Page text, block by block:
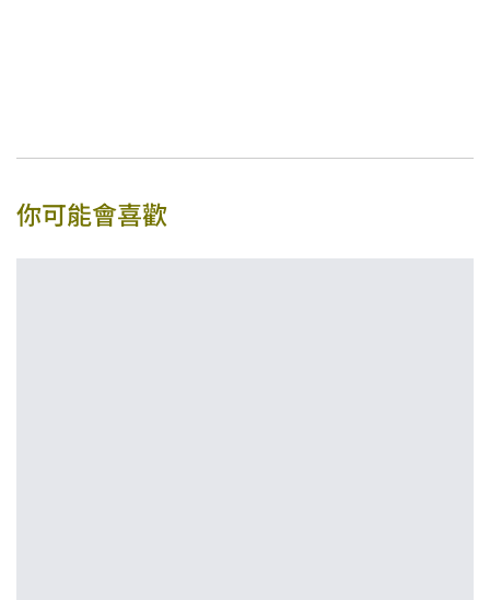
你可能會喜歡